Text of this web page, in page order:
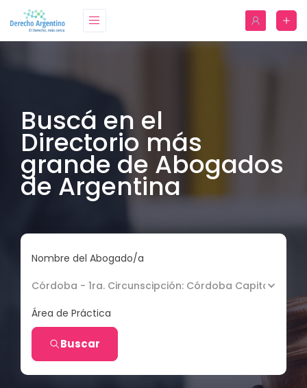
Buscá en el
Directorio más
grande de Abogados
de Argentina
Nombre del Abogado/a
Córdoba - 1ra. Circunscipción: Córdoba Capital
Área de Práctica
Buscar